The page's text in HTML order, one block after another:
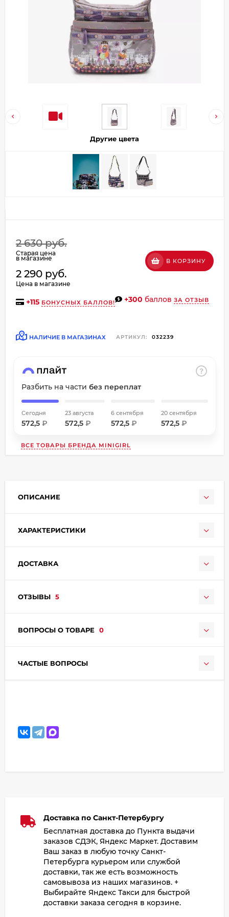
Другие цвета
2 630 руб.
Старая цена
в магазине
2 290 руб.
Цена в магазине
В КОРЗИНУ
+115 БОНУСНЫХ БАЛЛОВ! +300 баллов ЗА ОТЗЫВ
НАЛИЧИЕ В МАГАЗИНАХ АРТИКУЛ: 032239
Разбить на части без переплат
Сегодня
572,5 ₽
23 августа
572,5 ₽
6 сентября
572,5 ₽
20 сентября
572,5 ₽
ВСЕ ТОВАРЫ БРЕНДА MINIGIRL
ОПИСАНИЕ
ХАРАКТЕРИСТИКИ
ДОСТАВКА
ОТЗЫВЫ 5
ВОПРОСЫ О ТОВАРЕ 0
ЧАСТЫЕ ВОПРОСЫ
Добавляйте товары
в корзину
Оплачивайте сегодня только
% картой любого банка
выбранный способом
Оставшиеся75
% будут
списыватьсяс вашей карты
каждые 2 недели
об оплате Плайтом
25
2 недели
8 800 302-02-51
Доставка по Санкт-Петербургу
Бесплатная доставка до Пункта выдачи
заказов СДЭК, Яндекс Маркет. Доставим
Ваш заказ в любую точку Санкт-
Петербурга курьером или службой
доставки, так же есть возможность
самовывоза из наших магазинов. +
Выбирайте Яндекс Такси для быстрой
доставки заказа сегодня в корзине.